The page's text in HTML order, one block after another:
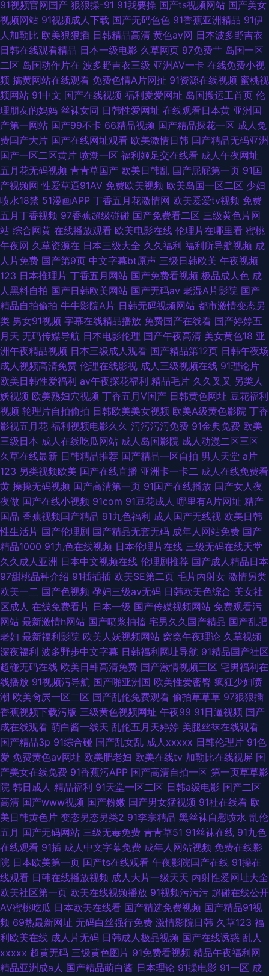
91视频官网国产 狠狠操-91 91我要操 国产ts视频网站 国产美女
视频网站 91视频成人下载 国产无码色色 91香蕉亚洲精品 91伊
人加勒比 欧美狠狠插 日韩精品高清 黄色av网 日本波多野吉衣
日韩在线观看精品 日本一级电影 久草网页 97免费艹 岛国一区
二区 岛国动作片在 波多野吉衣三级 亚洲AV一卡 在线免费小视
频 搞黄网站在线观看 免费色情A片网扯 91资源在线视频 蜜桃视
频网站 91中文 国产在线视频 福利爱爱网址 岛国搬运工首页 伦
理朋友的妈妈 丝袜女同 日韩性爱网址 在线观看日本黄 亚洲国
产第一网站 国产99不卡 66精品视频 国产精品探花一区 成人免
费国产大片 国产在线网址观看 欧美激情日韩 国产精品无码亚洲
国产一区二区黄片 喷潮一区 福利姬足交在线看 成人午夜网址
五月花无码视频 青青草国产 欧美日韩乱 国产屁屁第一页 91国
产视频网 性爱草逼91AV 免费欧美视频 欧美岛国一区二区 少妇
喷水18禁 51漫画APP 丁香五月花激情网 欧美爱爱tv视频 免费
五月丁香视频 97香蕉超级碰碰 国产免费看二区 三级黄色片网
站 综合网黄 在线播放观看 欧美电影在线 伦理片在哪里看 蜜桃
午夜网 久草资源在 日本三级大全 久久福利 福利所导航视频 成
人片免费 国产第9页 中文字幕bt原声 三级日韩欧美 午夜视频
123 日本推理片 丁香五月网站 国产免费看视频 极品成人色 成
人黑料自拍 国产日韩欧美网站 国产无码av 老湿A片影院 国产
精品自拍偷拍 牛牛影院A片 日韩无码视频网站 都市激情变态另
类 男女91视频 字幕在线精品播放 免费国产在线看 国产婷婷五
月天 无码传媒导航 日本电影伦理 国产午夜高清 美女黄色18 亚
洲午夜精品视频 日本三级成人观看 国产精品第12页 日韩午夜场
成人视频高清免费 伦理在线影视 成人三级视频在线 91理论片
欧美日韩性爱福利 av午夜探花福利 精品毛片 久久叉叉 另类人
妖视频 欧美熟妇穴视频 丁香五月V国产 日韩黄色网址 豆花福利
视频 轮理片自拍偷拍 日韩欧美美女视频 欧美A级黄色影院 丁香
影视五月花 福利视频电影久久 污污污污免费 91金典免费 欧美
三级日本 成人在线吃瓜网站 成人岛国影院 成人动漫二区三区
久草在线最新 日韩精品推荐 国产精品一区自拍 男人天堂 a片
123 另类视频欧美 国产在线直播 亚洲卡一卡二 成人在线免费看
黄 操操无码视频 国产高清第一页 91国产在线播放 国产女人夜
夜做 国产在线小视频 91com 91豆花成人 哪里有A片网址 精产
国品 香蕉视频国产精品 91九色福利 成人国产无线视 欧美日韩
性生活片 国产伦理剧 国产精品无套无码 成年人网站免费 国产
精品1000 91九色在线视频 日本伦理片在线 三级无码在线天堂
久久成人亚洲 日本中文视频在线 伦理剧推荐 国产成人精品日本
97甜桃品种介绍 91插插插 欧美SE第二页 毛片内射女 激情另类
欧美一二 国产色视频 孕妇三级av无码 日韩欧美色综合 美女社
区成人 在线免费看片 日本一级 国产传媒视频网站 免费观看污
网站 最新激情h网站 国产喷浆抽搐 宅男久久国产精品 国产乱肥
老妇 最新福利影院 欧美人妖视频网站 窝窝午夜理论 久草视频
深夜福利 波多野步中文字幕 日韩福利网址导航 91精品国产社区
超碰无码在线 欧美日韩高清免费 国产激情视频三区 宅男福利在
线播放 91视频污导航 国产啪亚洲国 欧美性爱密臀 疯狂少妇喷
潮 欧美肏屄一区二区 国产乱伦免费观看 偷拍草草草 97狠狠插
香蕉视频下载污版 三级黄色视频网址 午夜99 91日逼视频 国产
成在线观看 萌白酱一线天 乱伦五月天婷婷 美腿丝袜在线观看
国产精品3p 91综合碰 国产乱女乱 成人xxxxx 日韩伦理片 91色
爱 免费黄色av网址 欧美肥老妇 欧美在线tv 加勒比在线视屏 国
产美女在线免费 91香蕉污APP 国产高清自拍一区 第一页草草影
院 韩日成人 精品福利 91天堂一区二区 日韩a级电影 国产二区
高清 国产www视频 国产粉嫩 国产男女猛视频 91社在线看 欧
美日韩黄色片 变态另态另类2 91李宗精品 黑丝袜自慰喷水 乱伦
五月 国产无码网站 三级无毒免费 青青草51 91丝袜在线 91九色
在线观看 91插 成人中文字幕免费 成年人网站视频 免费在线影
院 日本欧美第一页 国产ts在线观看 午夜影院国产在线 91操在
线观看 日韩在线播放视频 成人大片一级天天 内射性爱网址大全
欧美社区第一页 欧美在线视频播放 91视频污污污 超碰在线公开
AV蜜桃吃瓜 日本欧美在线看 国产精选免费视频 国产精品91视
频 69热最新网址 无码白丝强行免费 激情影院日韩 久草123 福
利欧美在线 成人片无码 日韩成人极品视频 国产在线诱惑 乱人
xxxxx 超黄无码 三级黄色图片 91免费看视频 精品午夜福利网
精品亚洲成a人 国产精品萌白酱 日本理论 91操电影 91一区 成